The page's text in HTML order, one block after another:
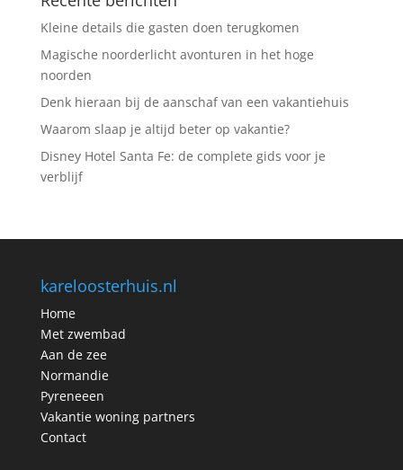
Kleine details die gasten doen terugkomen
Magische noorderlicht avonturen in het hoge
noorden
Denk hieraan bij de aanschaf van een vakantiehuis
Waarom slaap je altijd beter op vakantie?
Disney Hotel Santa Fe: de complete gids voor je
verblijf
kareloosterhuis.nl
Home
Met zwembad
Aan de zee
Normandie
Pyreneeen
Vakantie woning partners
Contact